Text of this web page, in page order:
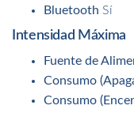
Bluetooth Sí
Intensidad Máxima
Fuente de
Consumo
Consumo